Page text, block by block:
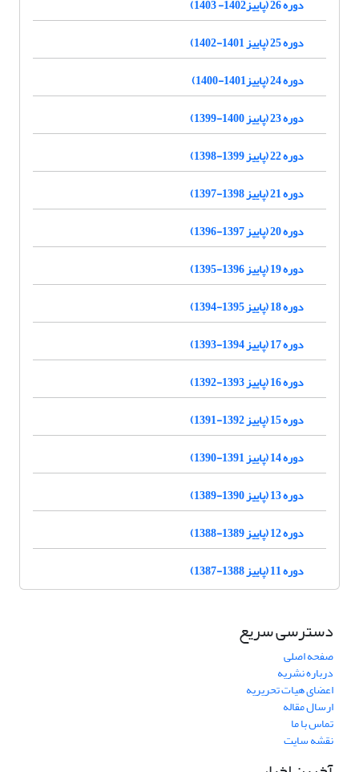
دوره 26 (پاییز1402- 1403)
دوره 25 (پاییز 1401-1402)
دوره 24 (پاییز1401-1400)
دوره 23 (پاییز 1400-1399)
دوره 22 (پاییز 1399-1398)
دوره 21 (پاییز 1398-1397)
دوره 20 (پاییز 1397-1396)
دوره 19 (پاییز 1396-1395)
دوره 18 (پاییز 1395-1394)
دوره 17 (پاییز 1394-1393)
دوره 16 (پاییز 1393-1392)
دوره 15 (پاییز 1392-1391)
دوره 14 (پاییز 1391-1390)
دوره 13 (پاییز 1390-1389)
دوره 12 (پاییز 1389-1388)
دوره 11 (پاییز 1388-1387)
دسترسی سریع
صفحه اصلی
درباره نشریه
اعضای هیات تحریریه
ارسال مقاله
تماس با ما
نقشه سایت